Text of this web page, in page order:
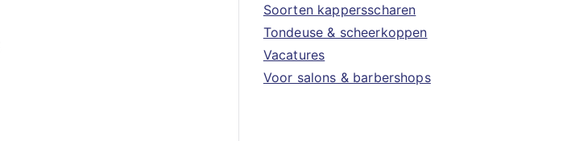
Soorten kappersscharen
Tondeuse & scheerkoppen
Vacatures
Voor salons & barbershops